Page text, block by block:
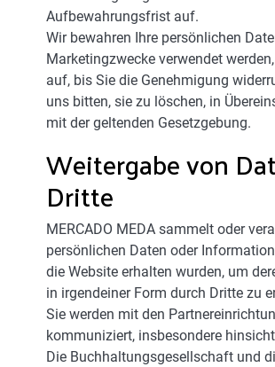
Aufbewahrungsfrist auf.
Wir bewahren Ihre persönlichen
Marketingzwecke verwendet
auf, bis Sie die Genehmigung
uns bitten, sie zu löschen, in
mit der geltenden Gesetzgebung.
Weitergabe von
Dritte
MERCADO MEDA sammelt oder
persönlichen Daten oder
die Website erhalten wurden, um
in irgendeiner Form durch Dritte zu
Sie werden mit den
kommuniziert, insbesondere
Die Buchhaltungsgesellschaft und